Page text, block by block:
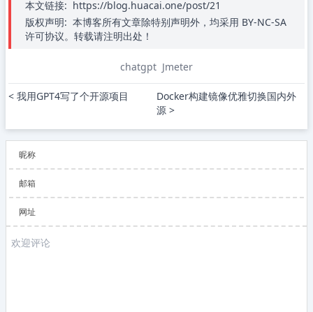
本文链接: https://blog.huacai.one/post/21
版权声明: 本博客所有文章除特别声明外，均采用 BY-NC-SA
许可协议。转载请注明出处！
chatgpt Jmeter
< 我用GPT4写了个开源项目
Docker构建镜像优雅切换国内外
源 >
昵称
邮箱
网址